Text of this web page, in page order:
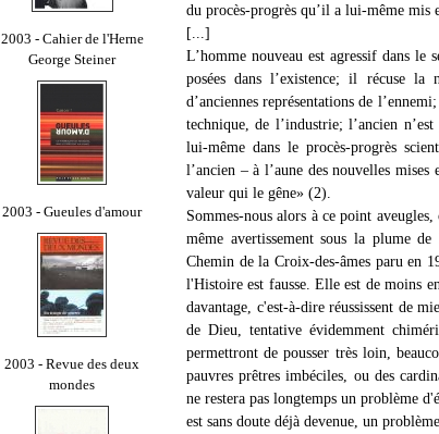
2003 - Cahier de l'Herne
George Steiner
2003 - Gueules d'amour
2003 - Revue des deux
mondes
du procès-progrès qu’il a lui-même mis
[...]
L’homme nouveau est agressif dans le
posées dans l’existence; il récuse la
d’anciennes représentations de
technique, de l’industrie; l’ancien
lui-même dans le procès-progrès
l’ancien – à l’aune des nouvelles
valeur qui le gêne» (2).
Sommes-nous alors à ce point
même avertissement sous la plume
Chemin de la Croix-des-âmes paru en
l'Histoire est fausse. Elle est de moins
davantage, c'est-à-dire réussissent de
de Dieu, tentative évidemment
permettront de pousser très loin,
pauvres prêtres imbéciles, ou des
ne restera pas longtemps un problème
est sans doute déjà devenue, un